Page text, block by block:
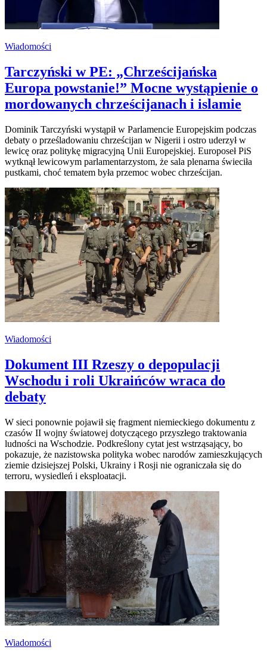
Wiadomości
Tarczyński w PE: „Chrześcijańska
Europa powstanie!” Mocne wystąpienie o
mordowanych chrześcijanach i islamie
Dominik Tarczyński wystąpił w Parlamencie Europejskim podczas
debaty o prześladowaniu chrześcijan w Nigerii i ostro uderzył w
lewicę oraz politykę migracyjną Unii Europejskiej. Europoseł PiS
wytknął lewicowym parlamentarzystom, że sala plenarna świeciła
pustkami, choć tematem była przemoc wobec chrześcijan.
Wiadomości
Dokument III Rzeszy o depopulacji
Wschodu i roli Ukraińców wraca do
debaty
W sieci ponownie pojawił się fragment niemieckiego dokumentu z
czasów II wojny światowej dotyczącego przyszłego traktowania
ludności na Wschodzie. Podkreślony cytat jest wstrząsający, bo
pokazuje, że nazistowska polityka wobec narodów zamieszkujących
ziemie dzisiejszej Polski, Ukrainy i Rosji nie ograniczała się do
terroru, wysiedleń i eksploatacji.
Wiadomości